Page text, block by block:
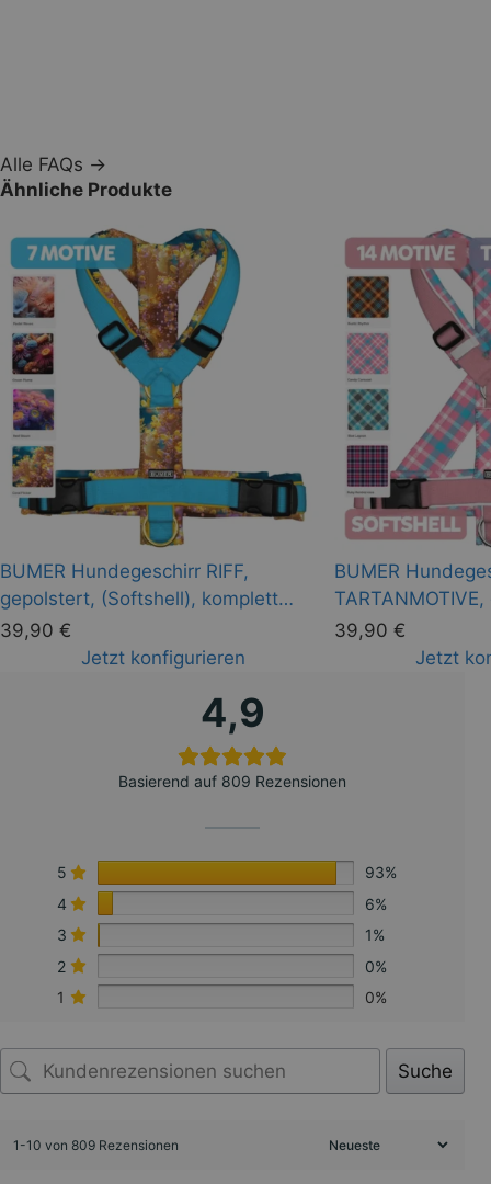
Alle FAQs →
Ähnliche Produkte
BUMER Hundegeschirr RIFF,
gepolstert, (Softshell), komplett
konfigurierbar
39,90 €
Jetzt konfigurieren
BUMER
(Softshell),
39,90€
Jetzt
4,9
Basierend auf 809 Rezensionen
5
93%
4
6%
3
1%
2
0%
1
0%
Suche
1-10 von 809 Rezensionen